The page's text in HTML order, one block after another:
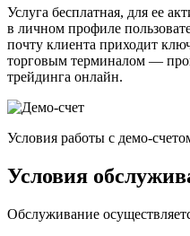
Услуга бесплатная, для ее
в личном профиле
почту клиента приходит
торговым терминалом —
трейдинга онлайн.
Условия работы с демо-
Условия
Обслуживание